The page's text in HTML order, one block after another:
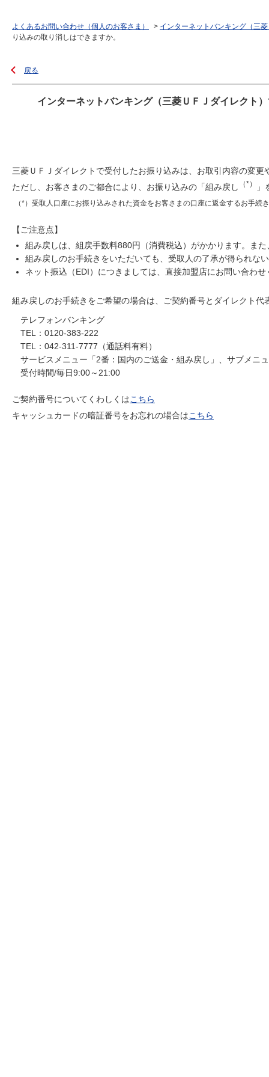
よくあるお問い合わせ（個人のお客さま） > インターネットバンキング（三
り込みの取り消しはできますか。
戻る
インターネットバンキング（三菱ＵＦＪダイレクト
三菱ＵＦＪダイレクトで受付したお振り込みは、お取引内容の変更
ただし、お客さまのご都合により、お振り込みの「組み戻し
（*）
（*）受取人口座にお振り込みされた資金をお客さまの口座に返金するお手続
【ご注意点】
組み戻しは、組戻手数料880円（消費税込）がかかります。ま
組み戻しのお手続きをいただいても、受取人の了承が得られな
ネット振込（EDI）につきましては、直接加盟店にお問い合わせ
組み戻しのお手続きをご希望の場合は、ご契約番号とダイレクト
テレフォンバンキング
TEL：0120-383-222
TEL：042-311-7777（通話料有料）
サービスメニュー「2番：国内のご送金・組み戻し」、サブメニ
受付時間/毎日9:00～21:00
ご契約番号についてくわしくはこちら
キャッシュカードの暗証番号をお忘れの場合はこちら